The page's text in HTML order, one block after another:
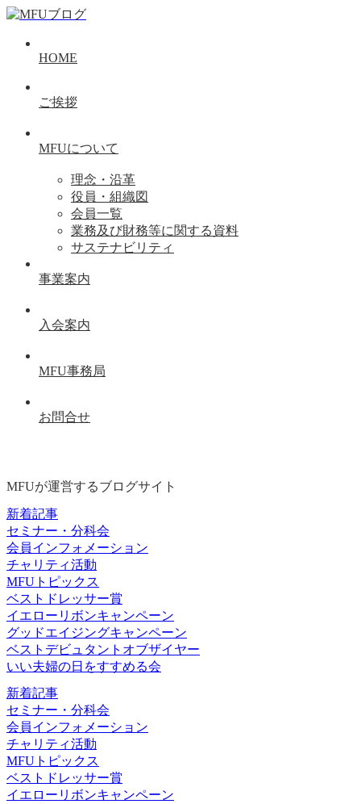
HOME
ご挨拶
MFUについて
理念・沿革
役員・組織図
会員一覧
業務及び財務等に関する資料
サステナビリティ
事業案内
入会案内
MFU事務局
お問合せ
MFUが運営するブログサイト
新着記事
セミナー・分科会
会員インフォメーション
チャリティ活動
MFUトピックス
ベストドレッサー賞
イエローリボンキャンペーン
グッドエイジングキャンペーン
ベストデビュタントオブザイヤー
いい夫婦の日をすすめる会
新着記事
セミナー・分科会
会員インフォメーション
チャリティ活動
MFUトピックス
ベストドレッサー賞
イエローリボンキャンペーン